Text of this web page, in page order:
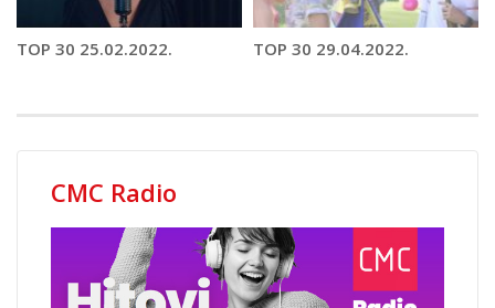
TOP 30 25.02.2022. TOP 30 29.04.2022.
CMC Radio